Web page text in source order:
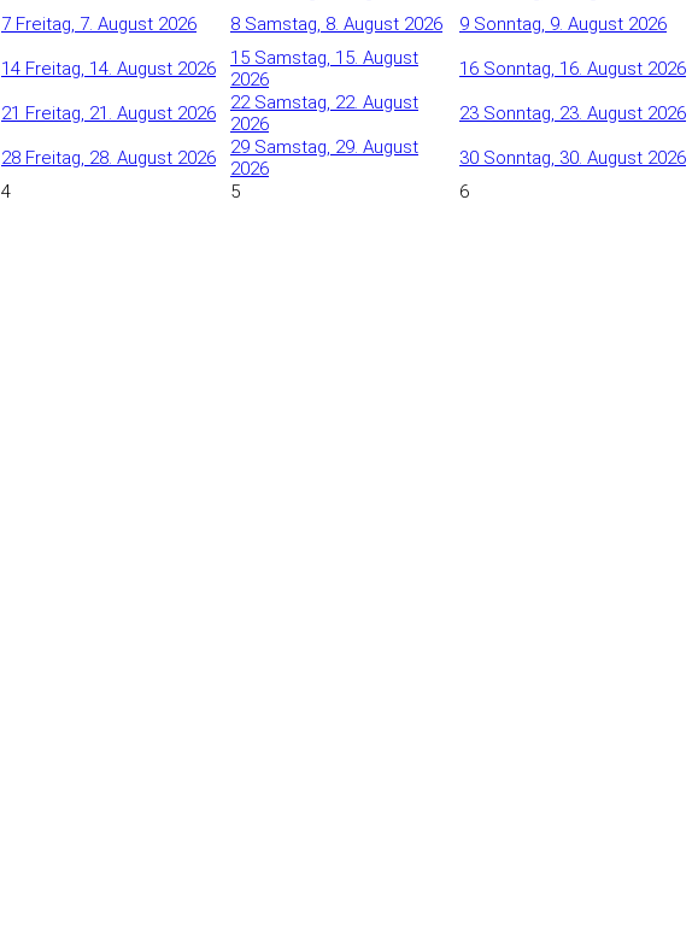
7 Freitag, 7. August 2026 8 Samstag, 8. August 2026 9 Sonntag, 9. August 2026
14 Freitag, 14. August 2026 15 Samstag, 15. August
2026
16 Sonntag, 16. August 2026
21 Freitag, 21. August 2026 22 Samstag, 22. August
2026
23 Sonntag, 23. August 2026
28 Freitag, 28. August 2026 29 Samstag, 29. August
2026
30 Sonntag, 30. August 2026
4 5
6